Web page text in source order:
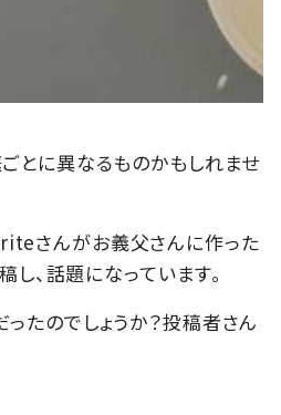
とに異なるものかもしれませ
さんがお義父さんに作った
、話題になっています。
たのでしょうか？投稿者さん